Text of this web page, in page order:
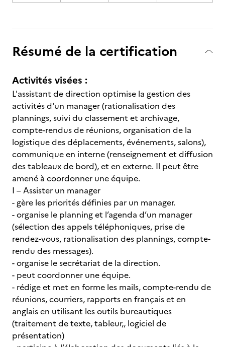
Résumé de la certification
Activités visées :
L'assistant de direction optimise la gestion des
activités d'un manager (rationalisation des
plannings, suivi du classement et archivage,
compte-rendus de réunions, organisation de la
logistique des déplacements, événements, salons),
communique en interne (renseignement et diffusion
des tableaux de bord), et en externe. Il peut être
amené à coordonner une équipe.
I – Assister un manager
- gère les priorités définies par un manager.
- organise le planning et l’agenda d’un manager
(sélection des appels téléphoniques, prise de
rendez-vous, rationalisation des plannings, compte-
rendu des messages).
- organise le secrétariat de la direction.
- peut coordonner une équipe.
- rédige et met en forme les mails, compte-rendu de
réunions, courriers, rapports en français et en
anglais en utilisant les outils bureautiques
(traitement de texte, tableur,, logiciel de
présentation)